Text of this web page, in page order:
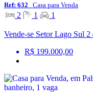
Ref: 632 Casa para Venda
2 1 1
Vende-se Setor Lago Sul
R$ 199.000,00